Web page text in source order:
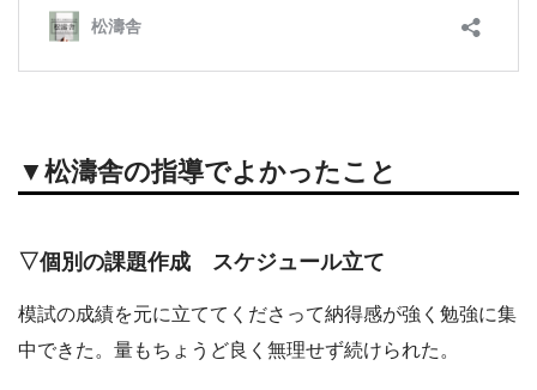
▼松濤舎の指導でよかったこと
▽個別の課題作成 スケジュール立て
模試の成績を元に立ててくださって納得感が強く勉強に集
中できた。量もちょうど良く無理せず続けられた。